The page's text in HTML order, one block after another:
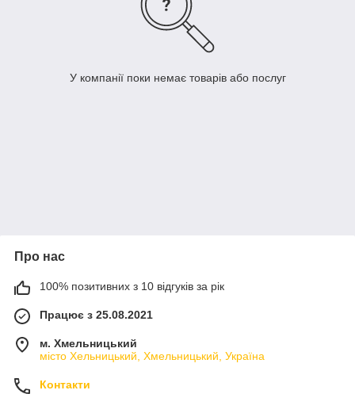
У компанії поки немає товарів або послуг
Про нас
100% позитивних з 10 відгуків за рік
Працює з 25.08.2021
м. Хмельницький
місто Хельницький, Хмельницький, Україна
Контакти